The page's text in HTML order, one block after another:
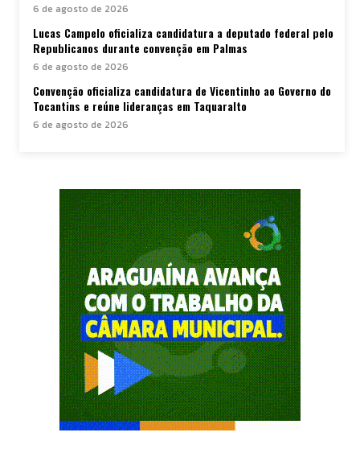
6 de agosto de 2026
Lucas Campelo oficializa candidatura a deputado federal pelo
Republicanos durante convenção em Palmas
6 de agosto de 2026
Convenção oficializa candidatura de Vicentinho ao Governo do
Tocantins e reúne lideranças em Taquaralto
6 de agosto de 2026